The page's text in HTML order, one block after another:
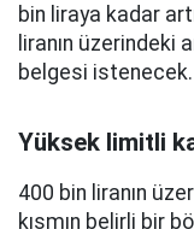
bin liraya kadar
liranın üzerindeki
belgesi istenecek.
Yüksek limitli
400 bin liranın
kısmın belirli bir